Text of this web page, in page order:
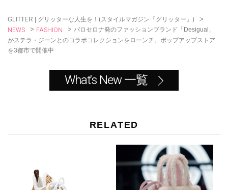
GLITTER | グリッターな人生を！(スタイルマガジン『グリッター』) >
NEWS > FASHION > バロセロナ発のファッションブランド「Desigual」
がステラ・ジーンとのコラボコレクションをローンチ。ポップアップストア
を3都市で開催中
What's New 一覧
RELATED